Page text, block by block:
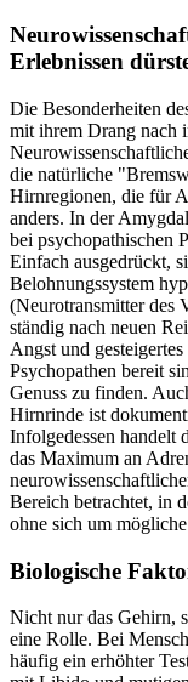
Erlebnissen
Die Besonderheiten
mit ihrem Drang nach
die natürliche
Hirnregionen, die für
anders. In der
bei psychopathischen
Einfach ausgedrückt,
Belohnungssystem
(Neurotransmitter des
ständig nach neuen
Angst und
Psychopathen bereit
Genuss zu finden.
Hirnrinde ist
Infolgedessen handelt
das Maximum an
Bereich betrachtet, in
ohne sich um
Biologische
Nicht nur das Gehirn,
eine Rolle. Bei
häufig ein erhöhter